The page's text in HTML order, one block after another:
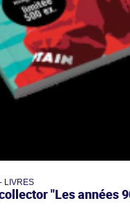
LIVRES
"Les années